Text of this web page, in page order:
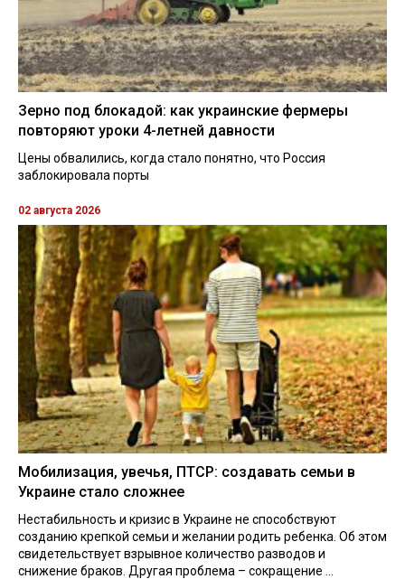
Зерно под блокадой: как украинские фермеры
повторяют уроки 4-летней давности
Цены обвалились, когда стало понятно, что Россия
заблокировала порты
02 августа 2026
Мобилизация, увечья, ПТСР: создавать семьи в
Украине стало сложнее
Нестабильность и кризис в Украине не способствуют
созданию крепкой семьи и желании родить ребенка. Об этом
свидетельствует взрывное количество разводов и
снижение браков. Другая проблема – сокращение ...